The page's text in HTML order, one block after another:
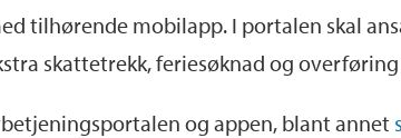
tilhørende mobilapp. I portalen skal
skattetrekk, feriesøknad og
og appen, blant annet